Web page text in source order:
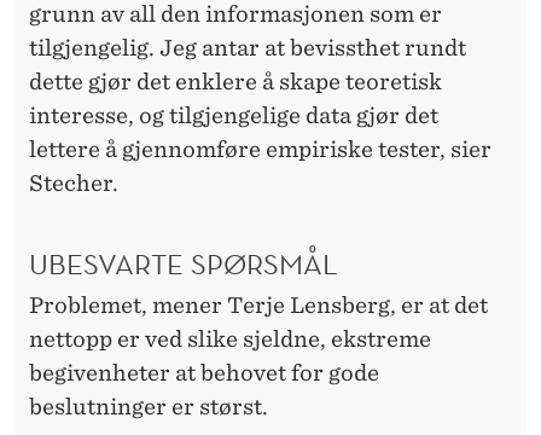
grunn av all den informasjonen som er
tilgjengelig. Jeg antar at bevissthet rundt
dette gjør det enklere å skape teoretisk
interesse, og tilgjengelige data gjør det
lettere å gjennomføre empiriske tester, sier
Stecher.
UBESVARTE SPØRSMÅL
Problemet, mener Terje Lensberg, er at det
nettopp er ved slike sjeldne, ekstreme
begivenheter at behovet for gode
beslutninger er størst.